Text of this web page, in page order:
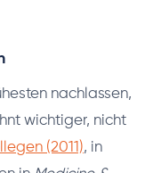
nachlassen,
wichtiger, nicht
(2011), in